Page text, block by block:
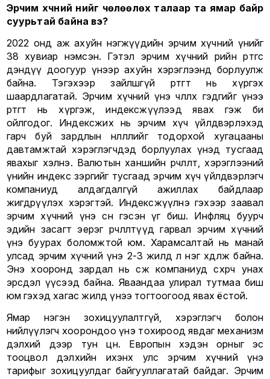
Эрчим хүчний үнийг чөлөөлөх талаар та ямар байр
суурьтай байна вэ?
2022 онд аж ахуйн нэгжүүдийн эрчим хүчний үнийг
38 хувиар нэмсэн. Гэтэл эрчим хүчний өөрийн өртгөөс
дэндүү доогуур үнээр ахуйн хэрэглээнд борлуулж
байна. Тэгэхээр зайлшгүй өртөгт нь хүргэх
шаардлагатай. Эрчим хүчний үнэ чөлөөлөх гэдгийг үнээ
өртөгт нь хүргэж, индексжүүлээд явах гэж би
ойлгодог. Индексжих нь эрчим хүч үйлдвэрлэхэд
гарч буй зардлын нөлөөллийг тодорхой хугацааны
давтамжтай хэрэглэгчдэд борлуулах үнэд тусгаад
явахыг хэлнэ. Валютын ханшийн өөрчлөлт, хэрэглээний
үнийн индекс зэргийг тусгаад эрчим хүч үйлдвэрлэгч
компаниуд алдагдалгүй ажиллах байдлаар
жигдрүүлэх хэрэгтэй. Индексжүүлнэ гэхээр заавал
эрчим хүчний үнэ өснө гэсэн үг биш. Инфляц буурч
эдийн засагт эерэг өөрчлөлтүүд гарвал эрчим хүчний
үнэ буурах боломжтой юм. Харамсалтай нь манай
улсад эрчим хүчний үнэ 2-3 жилд л нэг хөдөлж байна.
Энэ хооронд зардал нь өсөж компаниуд сөхөрч унах
эрсдэл үүсээд байна. Яваандаа улирал тутмаа биш
юм гэхэд хагас жилд үнээ тогтоогоод явах ёстой.
Ямар нэгэн зохицуулалтгүй, хэрэглэгч болон
нийлүүлэгч хоорондоо үнэ тохироод явдаг механизм
дэлхий дээр тун цөөн. Европын хэдэн орныг эс
тооцвол дэлхийн ихэнх улс эрчим хүчний үнэ
тарифыг зохицуулдаг байгууллагатай байдаг. Эрчим